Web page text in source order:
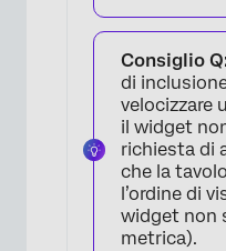
Consiglio
di
velocizzare
il widget
richiesta di
che la
l’ordine di
widget non
metrica).